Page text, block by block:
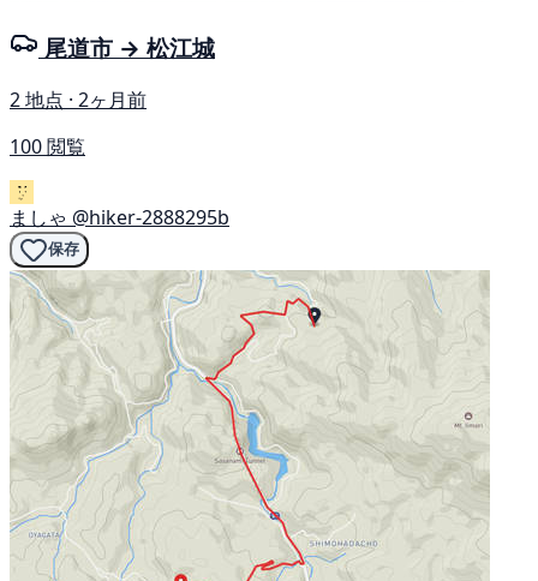
尾道市 → 松江城
2 地点 · 2ヶ月前
100 閲覧
ましゃ @hiker-2888295b
保存